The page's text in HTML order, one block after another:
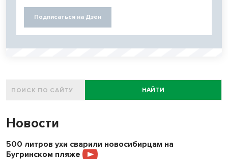
Подписаться на Дзен
НАЙТИ
Новости
500 литров ухи сварили новосибирцам на
Бугринском пляже